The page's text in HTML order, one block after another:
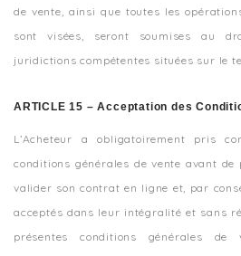
de vente, ainsi que toutes les
sont visées, seront soumises au
juridictions compétentes situées sur le
ARTICLE 15 – Acceptation des
L’Acheteur a obligatoirement pris
conditions générales de vente avant de
valider son contrat en ligne et, par
acceptés dans leur intégralité et sans
présentes conditions générales